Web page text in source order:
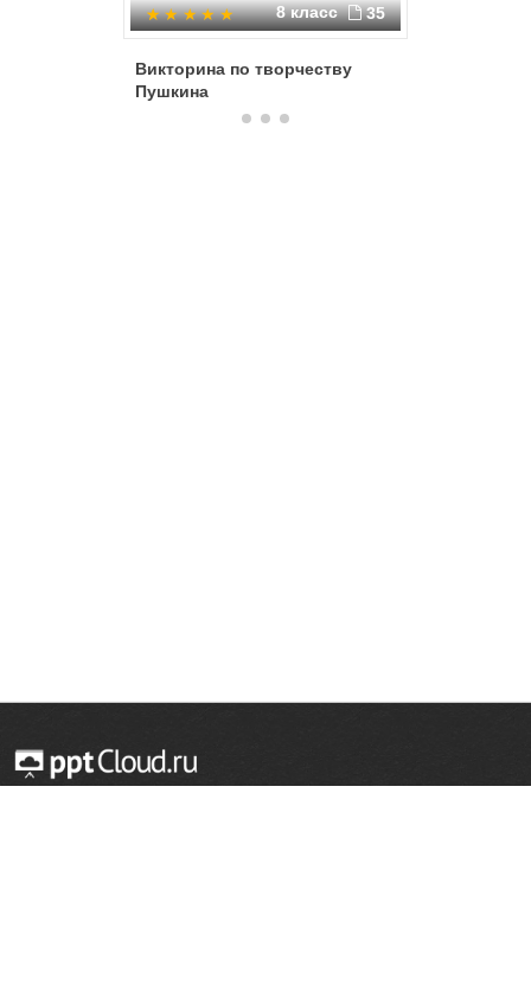
8 класс 35
Викторина по творчеству
Пушкина